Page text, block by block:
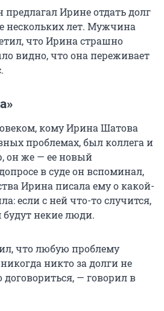
Ирине отдать долг
нескольких лет. Мужчина
что Ирина страшно
видно, что она переживает
кому Ирина Шатова
проблемах, был коллега и
он же — ее новый
в суде он вспоминал,
Ирина писала ему о какой-
если с ней что-то случится,
некие люди.
что любую проблему
никто за долги не
договориться, — говорил в